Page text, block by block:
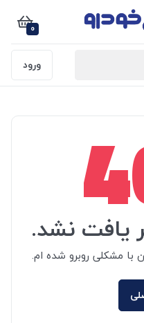
0
ورود
یافت نشد.
مشکلی روبرو شده ام.